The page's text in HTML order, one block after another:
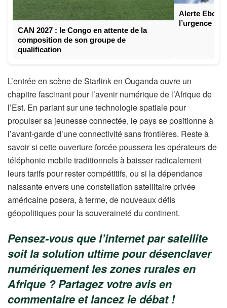
CAN 2027 : le Congo en attente de la
composition de son groupe de
qualification
Alerte Ebola
l’urgence
L’entrée en scène de Starlink en Ouganda ouvre un
chapitre fascinant pour l’avenir numérique de l’Afrique de
l’Est. En pariant sur une technologie spatiale pour
propulser sa jeunesse connectée, le pays se positionne à
l’avant-garde d’une connectivité sans frontières. Reste à
savoir si cette ouverture forcée poussera les opérateurs de
téléphonie mobile traditionnels à baisser radicalement
leurs tarifs pour rester compétitifs, ou si la dépendance
naissante envers une constellation satellitaire privée
américaine posera, à terme, de nouveaux défis
géopolitiques pour la souveraineté du continent.
Pensez-vous que l’internet par satellite
soit la solution ultime pour désenclaver
numériquement les zones rurales en
Afrique ? Partagez votre avis en
commentaire et lancez le débat !